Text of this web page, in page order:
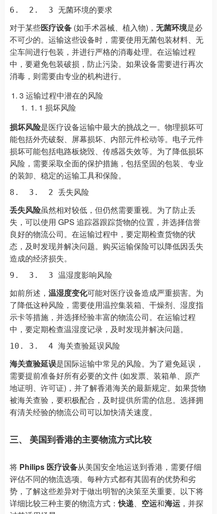
对于某些医疗设备 (如手术器械、植入物)， 无菌环境是必
不可少的。运输这些设备时，需要使用无菌包装材料、无
尘车间进行包装，并进行严格的消毒处理。在运输过程
中，要避免包装破损，防止污染。如果设备需要进行再次
消毒，则需要由专业的机构进行。
3 运输过程中潜在的风险
1 损坏风险
损坏风险是医疗设备运输中最大的挑战之一。物理损坏可
能包括外壳破裂、屏幕损坏、内部元件松动等。电子元件
损坏可能包括电路板烧毁、传感器失效等。为了降低损坏
风险，需要采取全面的保护措施，包括坚固的包装、专业
的装卸、稳定的运输工具和保险。
丢失风险虽然相对较低，但仍然需要重视。为了防止丢
失，可以使用 GPS 追踪器跟踪货物的位置，并选择信誉
良好的物流公司。在运输过程中，要定期检查货物的状
态，及时发现并解决问题。购买运输保险可以降低因丢失
造成的经济损失。
如前所述， 温湿度变化可能对医疗设备造成严重损害。为
了降低这种风险，需要使用温控集装箱、干燥剂、湿度指
示卡等措施，并选择经验丰富的物流公司。在运输过程
中，要定期检查温湿度记录，及时发现并解决问题。
海关查验延误是国际运输中常见的风险。为了避免延误，
需要提前准备好所有必要的文件 (如发票、装箱单、原产
地证明、许可证)，并了解香港海关的最新规定。如果货物
被海关查验，要积极配合，及时提供所需的信息。选择拥
有清关经验的物流公司可以加快清关速度。
三、 美国到香港的主要物流方式比较
将 Philips 医疗设备从美国安全地运送到香港，需要仔细
评估不同的物流选项。每种方式都有其固有的优势和劣
势，了解这些差异对于做出明智的决策至关重要。以下将
详细比较三种主要的物流方式：快递、 空运和海运 ，并探